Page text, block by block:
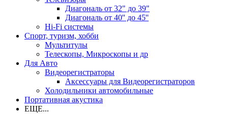
Диагональ от 32" до 39"
Диагональ от 40'' до 45''
Hi-Fi системы
Спорт, туризм, хобби
Мультитулы
Телескопы, Микроскопы и др
Для Авто
Видеорегистраторы
Аксессуары для Видеорегистраторов
Холодильники автомобильные
Портативная акустика
ЕЩЕ...